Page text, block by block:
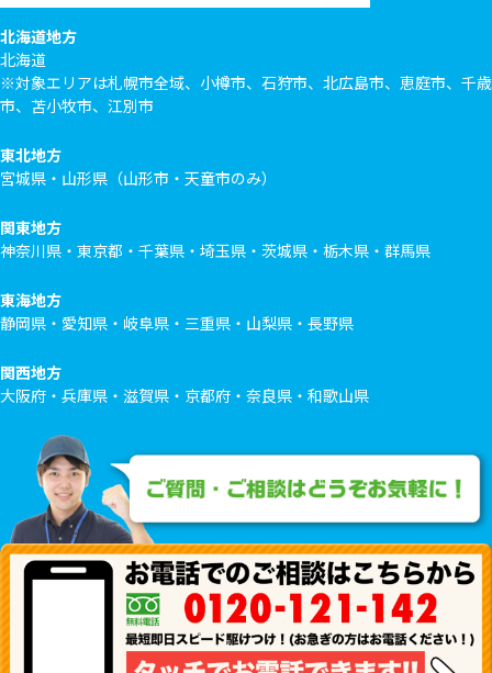
北海道地方
北海道
※対象エリアは札幌市全域、小樽市、石狩市、北広島市、恵庭市、千歳
市、苫小牧市、江別市
東北地方
宮城県・山形県（山形市・天童市のみ）
関東地方
神奈川県・東京都・千葉県・埼玉県・茨城県・栃木県・群馬県
東海地方
静岡県・愛知県・岐阜県・三重県・山梨県・長野県
関西地方
大阪府・兵庫県・滋賀県・京都府・奈良県・和歌山県